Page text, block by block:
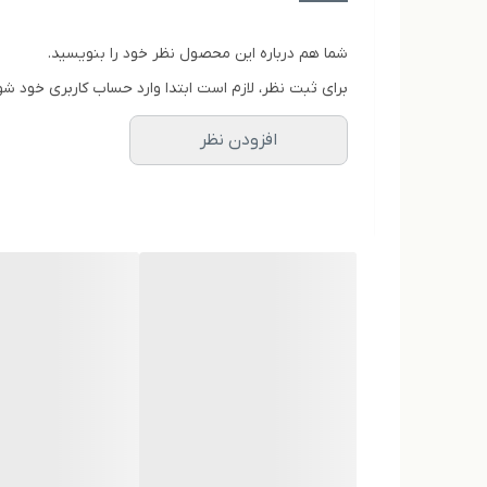
مناسب تولید محصولات آرایشی و بهداشتی گیاهی
روش مصرف پیشنهادی
مانند سایز ۱۰ لیتری، خوراکی یا موضعی، با رعایت دستورالعمل‌های سنتی جهت بهره‌مندی کامل از خواص.
لینک‌های مرتبط
شما هم درباره این محصول نظر خود را بنویسید.
برای ثبت نظر، لازم است ابتدا وارد حساب کاربری خود
افزودن نظر